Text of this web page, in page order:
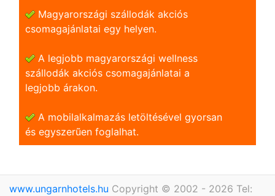
Magyarországi szállodák akciós
csomagajánlatai egy helyen.
A legjobb magyarországi wellness
szállodák akciós csomagajánlatai a
legjobb árakon.
A mobilalkalmazás letöltésével gyorsan
és egyszerũen foglalhat.
www.ungarnhotels.hu Copyright © 2002 - 2026 Tel: